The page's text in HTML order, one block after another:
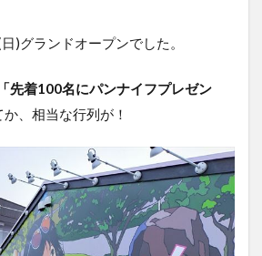
)グランドオープンでした。
「先着100名にパンナイフプレゼン
、相当な行列が！